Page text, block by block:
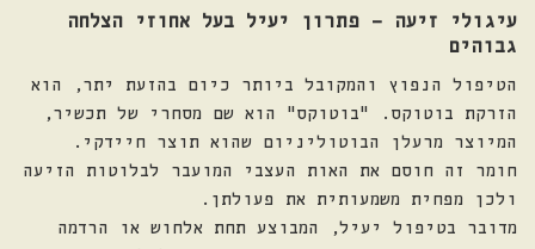
עיגולי זיעה – פתרון יעיל בעל אחוזי הצלחה
גבוהים
הטיפול הנפוץ והמקובל ביותר כיום בהזעת יתר, הוא
הזרקת בוטוקס. "בוטוקס" הוא שם מסחרי של תכשיר,
המיוצר מרעלן הבוטוליניום שהוא תוצר חיידקי.
חומר זה חוסם את האות העצבי המועבר לבלוטות הזיעה
ולכן מפחית משמעותית את פעולתן.
מדובר בטיפול יעיל, המבוצע תחת אלחוש או הרדמה